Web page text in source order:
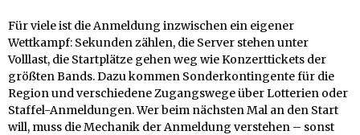
Für viele ist die Anmeldung inzwischen ein eigener
Wettkampf: Sekunden zählen, die Server stehen unter
Volllast, die Startplätze gehen weg wie Konzerttickets der
größten Bands. Dazu kommen Sonderkontingente für die
Region und verschiedene Zugangswege über Lotterien oder
Staffel-Anmeldungen. Wer beim nächsten Mal an den Start
will, muss die Mechanik der Anmeldung verstehen – sonst